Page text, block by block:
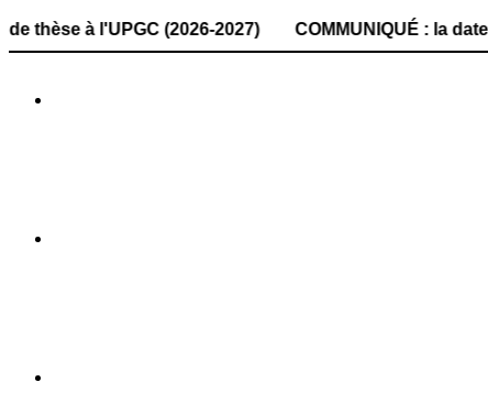
l'UPGC (2026-2027) COMMUNIQUÉ : la date de